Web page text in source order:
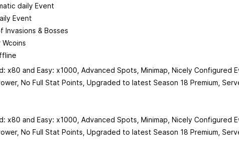
daily Event
Event
& Bosses
x80 and Easy: x1000, Advanced Spots, Minimap, Nicely Configured
No Full Stat Points, Upgraded to latest Season 18 Premium,
x80 and Easy: x1000, Advanced Spots, Minimap, Nicely Configured
No Full Stat Points, Upgraded to latest Season 18 Premium,